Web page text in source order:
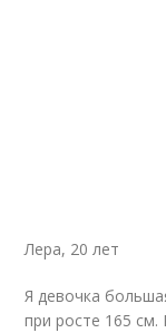
Лера, 20 лет
Я девочка
при росте 165 см.